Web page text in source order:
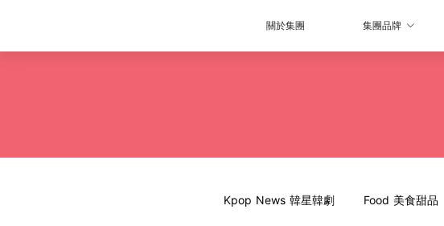
關於集團 集團品牌
Kpop News 韓星韓劇 Food 美食甜品